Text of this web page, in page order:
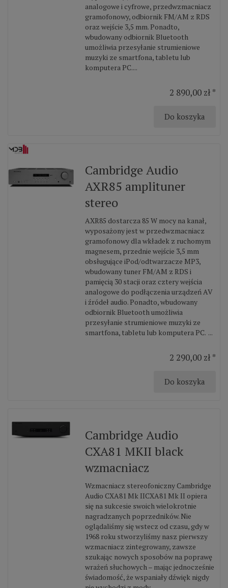
analogowe i cyfrowe, przedwzmacniacz
gramofonowy, odbiornik FM/AM z RDS
oraz wejście 3,5 mm. Ponadto,
wbudowany odbiornik Bluetooth
umożliwia przesyłanie strumieniowe
muzyki ze smartfona, tabletu lub
komputera PC....
2 890,00 zł *
Do koszyka
Cambridge Audio
AXR85 amplituner
stereo
AXR85 dostarcza 85 W mocy na kanał,
wyposażony jest w przedwzmacniacz
gramofonowy dla wkładek z ruchomym
magnesem, przednie wejście 3,5 mm
obsługujące iPod/odtwarzacze MP3,
wbudowany tuner FM/AM z RDS i
pamięcią 30 stacji oraz cztery wejścia
analogowe do podłączenia urządzeń AV
i źródeł audio. Ponadto, wbudowany
odbiornik Bluetooth umożliwia
przesyłanie strumieniowe muzyki ze
smartfona, tabletu lub komputera PC. ...
2 290,00 zł *
Do koszyka
Cambridge Audio
CXA81 MKII black
wzmacniacz
Wzmacniacz stereofoniczny Cambridge
Audio CXA81 Mk IICXA81 Mk II opiera
się na sukcesie swoich wielokrotnie
nagradzanych poprzedników. Nie
oglądaliśmy się wstecz od czasu, gdy w
1968 roku stworzyliśmy nasz pierwszy
wzmacniacz zintegrowany, zawsze
szukając nowych sposobów na poprawę
wrażeń słuchowych – mając jednocześnie
świadomość, że wspaniały dźwięk nigdy